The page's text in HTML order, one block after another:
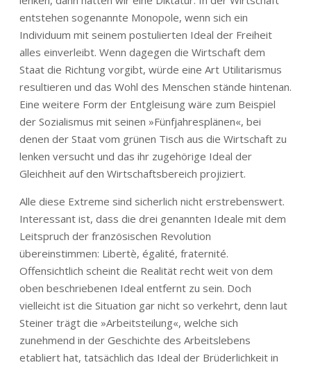
entstehen sogenannte Monopole, wenn sich ein
Individuum mit seinem postulierten Ideal der Freiheit
alles einverleibt. Wenn dagegen die Wirtschaft dem
Staat die Richtung vorgibt, würde eine Art Utilitarismus
resultieren und das Wohl des Menschen stände hintenan.
Eine weitere Form der Entgleisung wäre zum Beispiel
der Sozialismus mit seinen »Fünfjahresplänen«, bei
denen der Staat vom grünen Tisch aus die Wirtschaft zu
lenken versucht und das ihr zugehörige Ideal der
Gleichheit auf den Wirtschaftsbereich projiziert.
Alle diese Extreme sind sicherlich nicht erstrebenswert.
Interessant ist, dass die drei genannten Ideale mit dem
Leitspruch der französischen Revolution
übereinstimmen: Libertè, égalité, fraternité.
Offensichtlich scheint die Realität recht weit von dem
oben beschriebenen Ideal entfernt zu sein. Doch
vielleicht ist die Situation gar nicht so verkehrt, denn laut
Steiner trägt die »Arbeitsteilung«, welche sich
zunehmend in der Geschichte des Arbeitslebens
etabliert hat, tatsächlich das Ideal der Brüderlichkeit in